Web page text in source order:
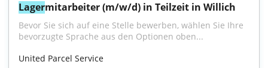
Lagermitarbeiter (m/w/d) in Teilzeit in Willich
Bevor Sie sich auf eine Stelle bewerben, wählen Sie Ihre
bevorzugte Sprache aus den Optionen oben...
United Parcel Service